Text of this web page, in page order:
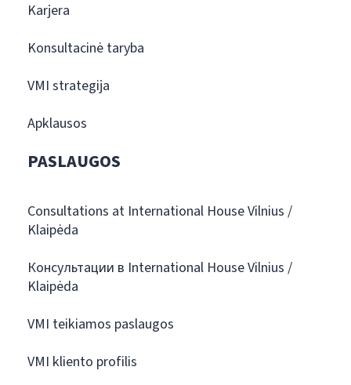
Karjera
Konsultacinė taryba
VMI strategija
Apklausos
PASLAUGOS
Consultations at International House Vilnius /
Klaipėda
Консультации в International House Vilnius /
Klaipėda
VMI teikiamos paslaugos
VMI kliento profilis